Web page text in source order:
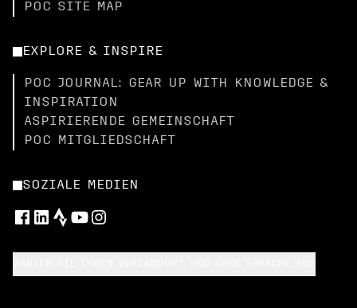
POC SITE MAP
EXPLORE & INSPIRE
POC JOURNAL: GEAR UP WITH KNOWLEDGE &
INSPIRATION
ASPIRIERENDE GEMEINSCHAFT
POC MITGLIEDSCHAFT
SOZIALE MEDIEN